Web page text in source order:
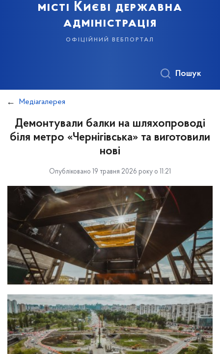
місті Києві державна
адміністрація
офіційний вебпортал
Пошук
Медіагалерея
Демонтували балки на шляхопроводі
біля метро «Чернігівська» та виготовили
нові
Опубліковано 19 травня 2026 року о 11:21